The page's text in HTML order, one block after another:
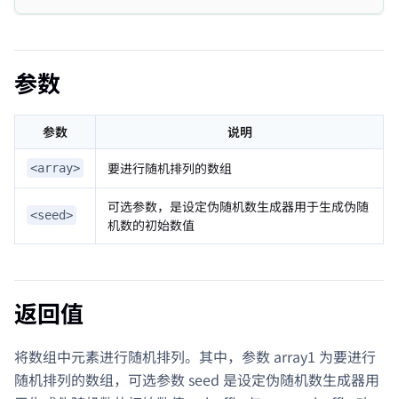
参数
参数 说明
<array> 要进行随机排列的数组
<seed>
可选参数，是设定伪随机数生成器用于生成伪随
机数的初始数值
返回值
将数组中元素进行随机排列。其中，参数 array1 为要进行
随机排列的数组，可选参数 seed 是设定伪随机数生成器用